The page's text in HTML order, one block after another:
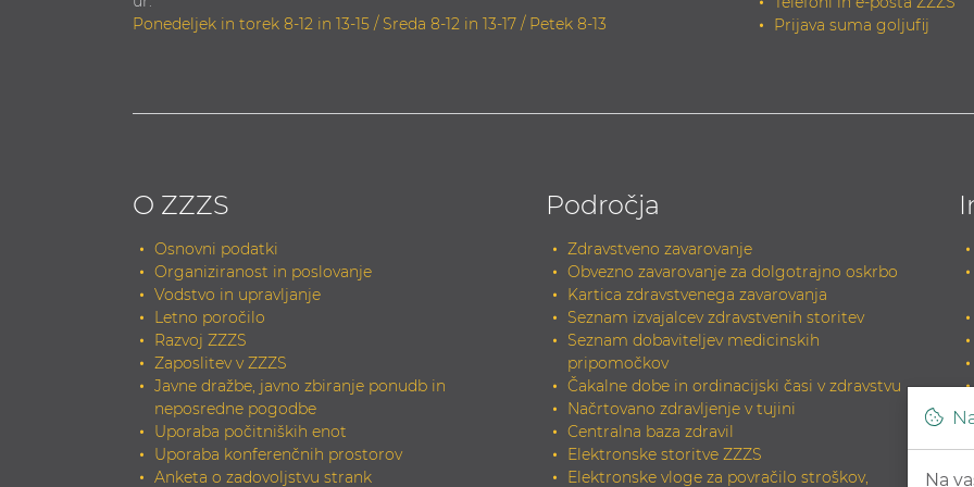
Ponedeljek in torek 8-12 in 13-15 / Sreda 8-12 in 13-17 / Petek 8-13
Prijava suma goljufij
O ZZZS
Osnovni podatki
Organiziranost in poslovanje
Vodstvo in upravljanje
Letno poročilo
Razvoj ZZZS
Zaposlitev v ZZZS
Javne dražbe, javno zbiranje ponudb in
neposredne pogodbe
Uporaba počitniških enot
Uporaba konferenčnih prostorov
Anketa o zadovoljstvu strank
Področja
Zdravstveno zavarovanje
Obvezno zavarovanje za dolgotrajno oskrbo
Kartica zdravstvenega zavarovanja
Seznam izvajalcev zdravstvenih storitev
Seznam dobaviteljev medicinskih
pripomočkov
Čakalne dobe in ordinacijski časi v zdravstvu
Načrtovano zdravljenje v tujini
Centralna baza zdravil
Elektronske storitve ZZZS
Elektronske vloge za povračilo stroškov,
Na